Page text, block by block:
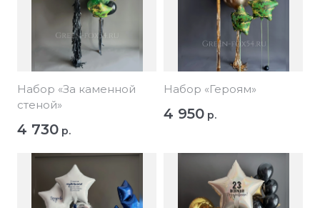
Набор «За каменной
стеной»
4 730 р.
Набор «Героям»
4 950 р.